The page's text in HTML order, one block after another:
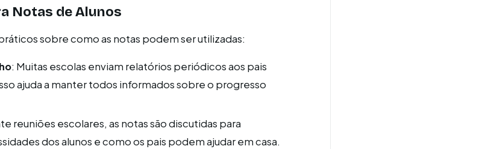
Notas de Alunos
sobre como as notas podem ser utilizadas:
: Muitas escolas enviam relatórios periódicos aos pais
ajuda a manter todos informados sobre o progresso
reuniões escolares, as notas são discutidas para
dos alunos e como os pais podem ajudar em casa.